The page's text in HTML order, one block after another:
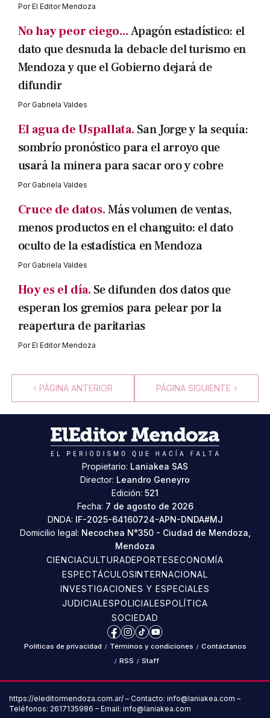
PorEl Editor Mendoza
No hay peor ciego...Apagón estadístico: el
dato que desnuda la debacle del turismo en
Mendoza y que el Gobierno dejará de
difundir
PorGabriela Valdes
El agua de Uspallata. San Jorge y la sequía:
sombrío pronóstico para el arroyo que
usará la minera para sacar oro y cobre
PorGabriela Valdes
Cruce de datos.Más volumen de ventas,
menos productos en el changuito: el dato
oculto de la estadística en Mendoza
PorGabriela Valdes
Hoy es el día. Se difunden dos datos que
esperan los gremios para pelear por la
reapertura de paritarias
PorEl Editor Mendoza
‹ PÁGINA ANTERIOR PÁGINA SIGUIENTE ›
Propietario: Laniakea SAS
Director: Leandro Geneyro
Edición: 521
Fecha: 7 de agosto de 2026
DNDA: IF-2025-64160724-APN-DNDA#MJ
Domicilio legal: Necochea N°350 - Ciudad de Mendoza,
Mendoza
CIENCIACULTURADEPORTESECONOMÍA
ESPECTÁCULOSINTERNACIONAL
INVESTIGACIONES Y ESPECIALES
JUDICIALESPOLICIALESPOLÍTICA
SOCIEDAD
Facebook
Instagram
TikTokYouTube
Políticas de privacidad / Términos y condiciones / Contáctanos
/ RSS / Staff
https://eleditormendoza.com.ar/ – Contacto: info@laniakea.com –
Teléfonos: 2617135986 – Email: info@laniakea.com